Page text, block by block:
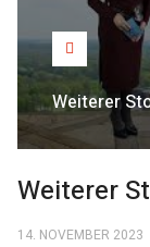
Weiterer
Weiterer
14. NOVEMBER 2023